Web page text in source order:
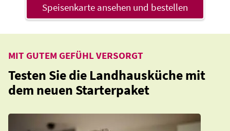
Speisenkarte ansehen und bestellen
Testen Sie die Landhausküche mit
dem neuen Starterpaket
MIT GUTEM GEFÜHL VERSORGT